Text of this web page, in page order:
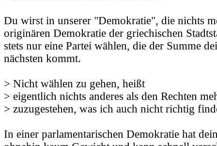
Du wirst in unserer "Demokratie", die nichts
originären Demokratie der griechischen
stets nur eine Partei wählen, die der Summe
nächsten kommt.
> Nicht wählen zu gehen, heißt
> eigentlich nichts anderes als den Rechten
> zuzugestehen, was ich auch nicht richtig
In einer parlamentarischen Demokratie hat